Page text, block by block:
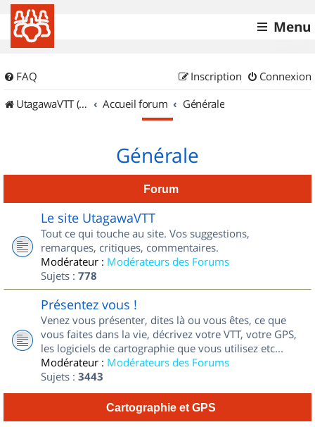
Menu
FAQ Connexion
Inscription
UtagawaVTT (Randos VTT et VTTAE avec traces GPS)
Accueil forum Générale
Générale
Forum
Le site UtagawaVTT
Tout ce qui touche au site. Vos suggestions,
remarques, critiques, commentaires.
Modérateur : Modérateurs des Forums
Sujets : 778
Présentez vous !
Venez vous présenter, dites là ou vous êtes, ce que
vous faites dans la vie, décrivez votre VTT, votre GPS,
les logiciels de cartographie que vous utilisez etc...
Modérateur : Modérateurs des Forums
Sujets : 3443
Cartographie et GPS